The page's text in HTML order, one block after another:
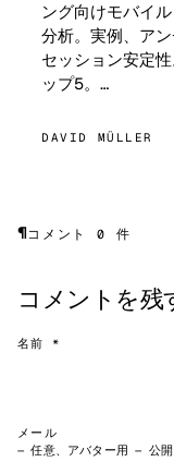
ング向けモバイ
分析。実例、ア
セッション安定
ップ5。…
DAVID MÜLLER
¶ コメント 0 件
コメントを残
名前 *
メール
— 任意、アバター用 — 公開